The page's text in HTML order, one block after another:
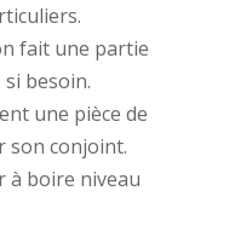
fait une partie
besoin.
une pièce de
son conjoint.
à boire niveau